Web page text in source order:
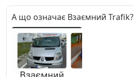
А що означає Взаємний Trafik?